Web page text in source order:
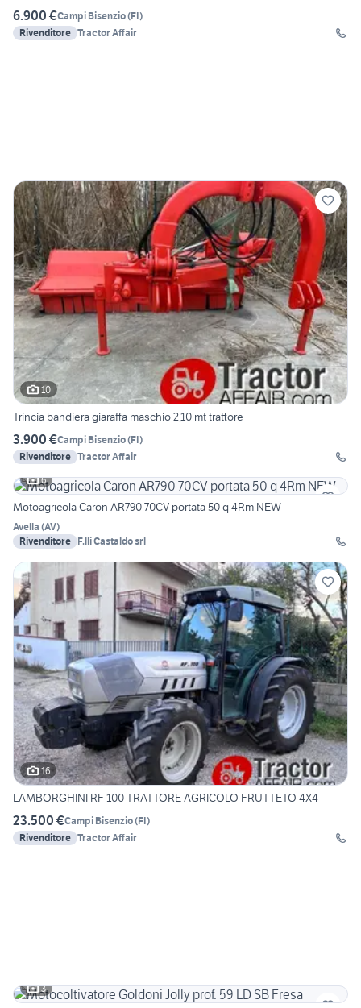
6.900 €Campi Bisenzio(FI)
Rivenditore Tractor Affair
10
Trincia bandiera giaraffa maschio 2,10 mt trattore
3.900 €Campi Bisenzio(FI)
Rivenditore Tractor Affair
6
Motoagricola Caron AR790 70CV portata 50 q 4Rm NEW
Avella (AV)
Rivenditore F.lli Castaldo srl
16
LAMBORGHINI RF 100 TRATTORE AGRICOLO FRUTTETO 4X4
23.500 €Campi Bisenzio(FI)
Rivenditore Tractor Affair
3